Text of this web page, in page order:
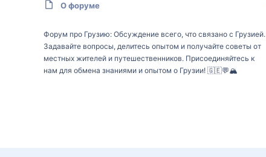
О форуме
Форум про Грузию: Обсуждение всего, что связано с Грузией.
Задавайте вопросы, делитесь опытом и получайте советы от
местных жителей и путешественников. Присоединяйтесь к
нам для обмена знаниями и опытом о Грузии! 🇬🇪💬🏔️